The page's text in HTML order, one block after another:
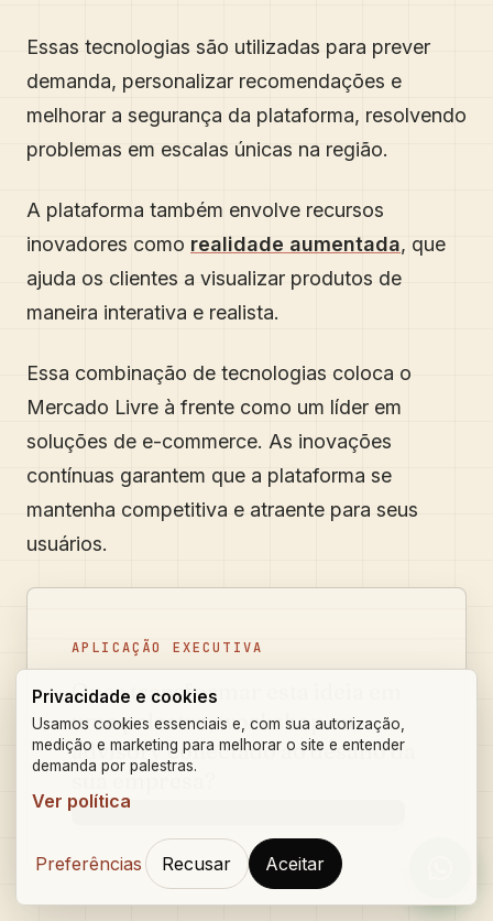
Essas tecnologias são utilizadas para prever
demanda, personalizar recomendações e
melhorar a segurança da plataforma, resolvendo
problemas em escalas únicas na região.
A plataforma também envolve recursos
inovadores como realidade aumentada, que
ajuda os clientes a visualizar produtos de
maneira interativa e realista.
Essa combinação de tecnologias coloca o
Mercado Livre à frente como um líder em
soluções de e-commerce. As inovações
contínuas garantem que a plataforma se
mantenha competitiva e atraente para seus
usuários.
APLICAÇÃO EXECUTIVA
Quer transformar esta ideia em
uma palestra, workshop ou
advisory conectado ao desafio da
sua empresa?
Conversar sobre o resultado esperado
Privacidade e cookies
Usamos cookies essenciais e, com sua autorização,
medição e marketing para melhorar o site e entender
demanda por palestras.
Ver política
Preferências Recusar Aceitar